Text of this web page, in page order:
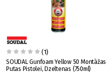
(1)
SOUDAL Gunfoam Yellow 50 Montāžas
Putas Pistolei, Dzeltenas (750ml)